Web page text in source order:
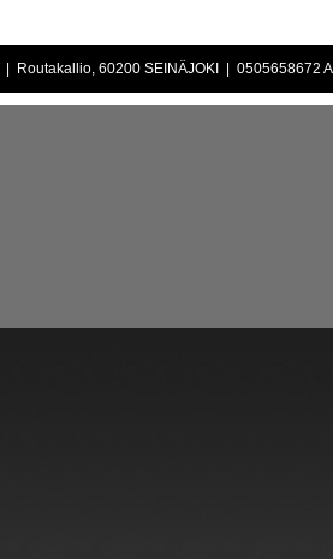
| Routakallio, 60200 SEINÄJOKI | 0505658672